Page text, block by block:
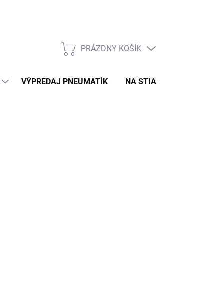
NÁKUPNÝ
PRÁZDNY KOŠÍK
VÝPREDAJ PNEUMATÍK NA STIAHNUTIE